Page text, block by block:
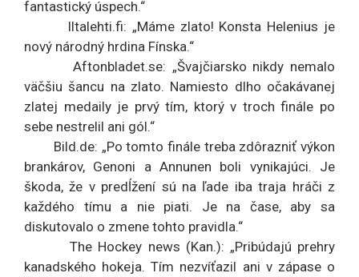
fantastický úspech.“
Iltalehti.fi: „Máme zlato! Konsta Helenius je
nový národný hrdina Fínska.“
Aftonbladet.se: „Švajčiarsko nikdy nemalo
väčšiu šancu na zlato. Namiesto dlho očakávanej
zlatej medaily je prvý tím, ktorý v troch finále po
sebe nestrelil ani gól.“
Bild.de: „Po tomto finále treba zdôrazniť výkon
brankárov, Genoni a Annunen boli vynikajúci. Je
škoda, že v predĺžení sú na ľade iba traja hráči z
každého tímu a nie piati. Je na čase, aby sa
diskutovalo o zmene tohto pravidla.“
The Hockey news (Kan.): „Pribúdajú prehry
kanadského hokeja. Tím nezvíťazil ani v zápase o